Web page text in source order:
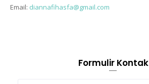
Email: diannafihasfa@gmail.com
Formulir Kontak